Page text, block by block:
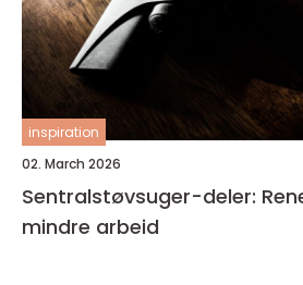
inspiration
02. March 2026
Sentralstøvsuger-deler:
mindre arbeid